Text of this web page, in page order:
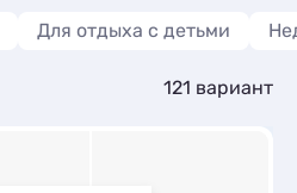
Для отдыха с детьми
121 вариант